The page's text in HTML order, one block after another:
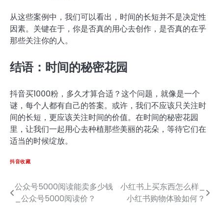
从这些案例中，我们可以看出，时间的长短并不是决定性
因素。关键在于，你是否真的用心去创作，是否真的在乎
那些关注你的人。
结语：时间的秘密花园
抖音买1000粉，多久才算合适？这个问题，就像是一个
谜，每个人都有自己的答案。或许，我们不应该只关注时
间的长短，更应该关注时间的价值。在时间的秘密花园
里，让我们一起用心去种植那些美丽的花朵，等待它们在
适当的时候绽放。
抖音收藏
文
章
公众号5000阅读能卖多少钱
_公众号5000阅读价？
小红书上买东西怎么样_
小红书购物体验如何？